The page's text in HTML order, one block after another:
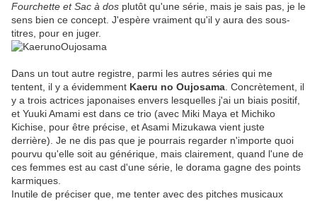
Fourchette et Sac à dos plutôt qu'une série, mais je sais pas, je le
sens bien ce concept. J'espère vraiment qu'il y aura des sous-
titres, pour en juger.
Dans un tout autre registre, parmi les autres séries qui me
tentent, il y a évidemment Kaeru no Oujosama . Concrètement, il
y a trois actrices japonaises envers lesquelles j'ai un biais positif,
et Yuuki Amami est dans ce trio (avec Miki Maya et Michiko
Kichise, pour être précise, et Asami Mizukawa vient juste
derrière). Je ne dis pas que je pourrais regarder n'importe quoi
pourvu qu'elle soit au générique, mais clairement, quand l'une de
ces femmes est au cast d'une série, le dorama gagne des points
karmiques.
Inutile de préciser que, me tenter avec des pitches musicaux